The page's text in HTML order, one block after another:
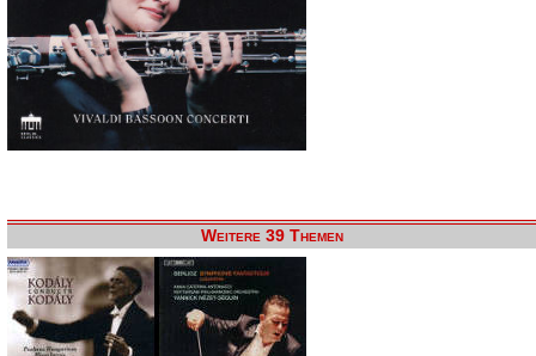
Weitere 39 Themen